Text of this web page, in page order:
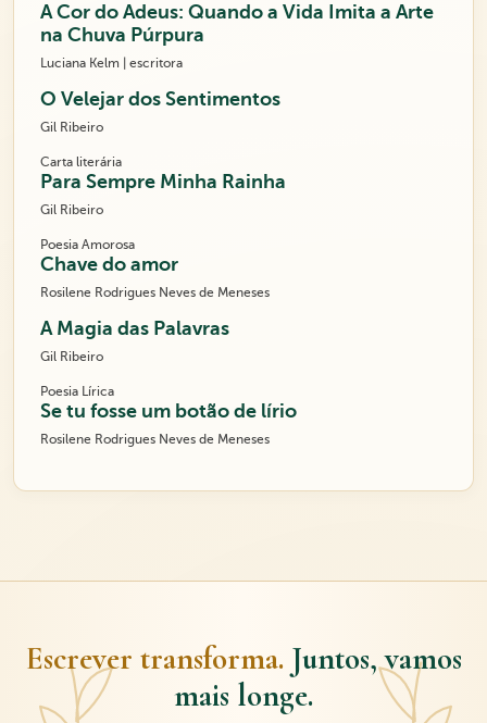
A Cor do Adeus: Quando a Vida Imita a Arte
na Chuva Púrpura
Luciana Kelm | escritora
O Velejar dos Sentimentos
Gil Ribeiro
Carta literária
Para Sempre Minha Rainha
Gil Ribeiro
Poesia Amorosa
Chave do amor
Rosilene Rodrigues Neves de Meneses
A Magia das Palavras
Gil Ribeiro
Poesia Lírica
Se tu fosse um botão de lírio
Rosilene Rodrigues Neves de Meneses
Escrever transforma. Juntos, vamos
mais longe.